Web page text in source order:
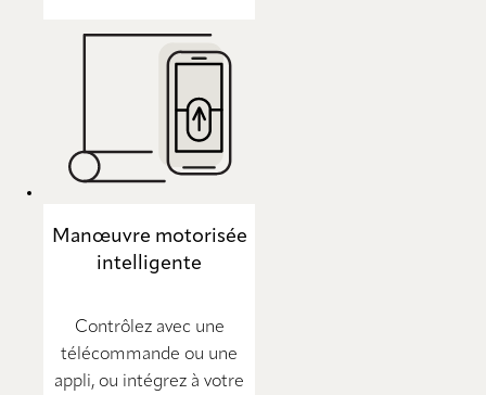
Manœuvre motorisée
intelligente
Contrôlez avec une
télécommande ou une
appli, ou intégrez à votre